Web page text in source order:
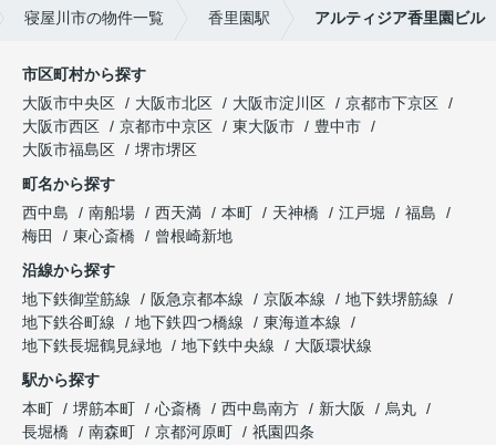
寝屋川市の物件一覧 香里園駅 アルティジア香里園ビル
市区町村から探す
大阪市中央区
大阪市北区 大阪市淀川区
京都市下京区
大阪市西区
京都市中京区 東大阪市
豊中市
大阪市福島区
堺市堺区
町名から探す
西中島
南船場 西天満 本町 天神橋 江戸堀
福島
梅田
東心斎橋
曾根崎新地
沿線から探す
地下鉄御堂筋線
阪急京都本線 京阪本線
地下鉄堺筋線
地下鉄谷町線
地下鉄四つ橋線
東海道本線
地下鉄長堀鶴見緑地
地下鉄中央線
大阪環状線
駅から探す
本町
堺筋本町 心斎橋 西中島南方 新大阪
烏丸
長堀橋
南森町 京都河原町 祇園四条